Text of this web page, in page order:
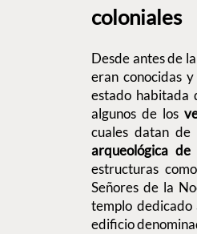
coloniales
Desde antes de
eran conocidas
estado habitada
algunos de los
cuales datan
arqueológica de
estructuras
Señores de la
templo dedicado
edificio